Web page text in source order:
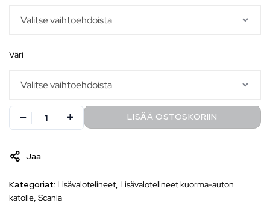
väri
LISÄÄ OSTOSKORIIN
Jaa
Kategoriat: Lisävalotelineet, Lisävalotelineet kuorma-auton
katolle, Scania